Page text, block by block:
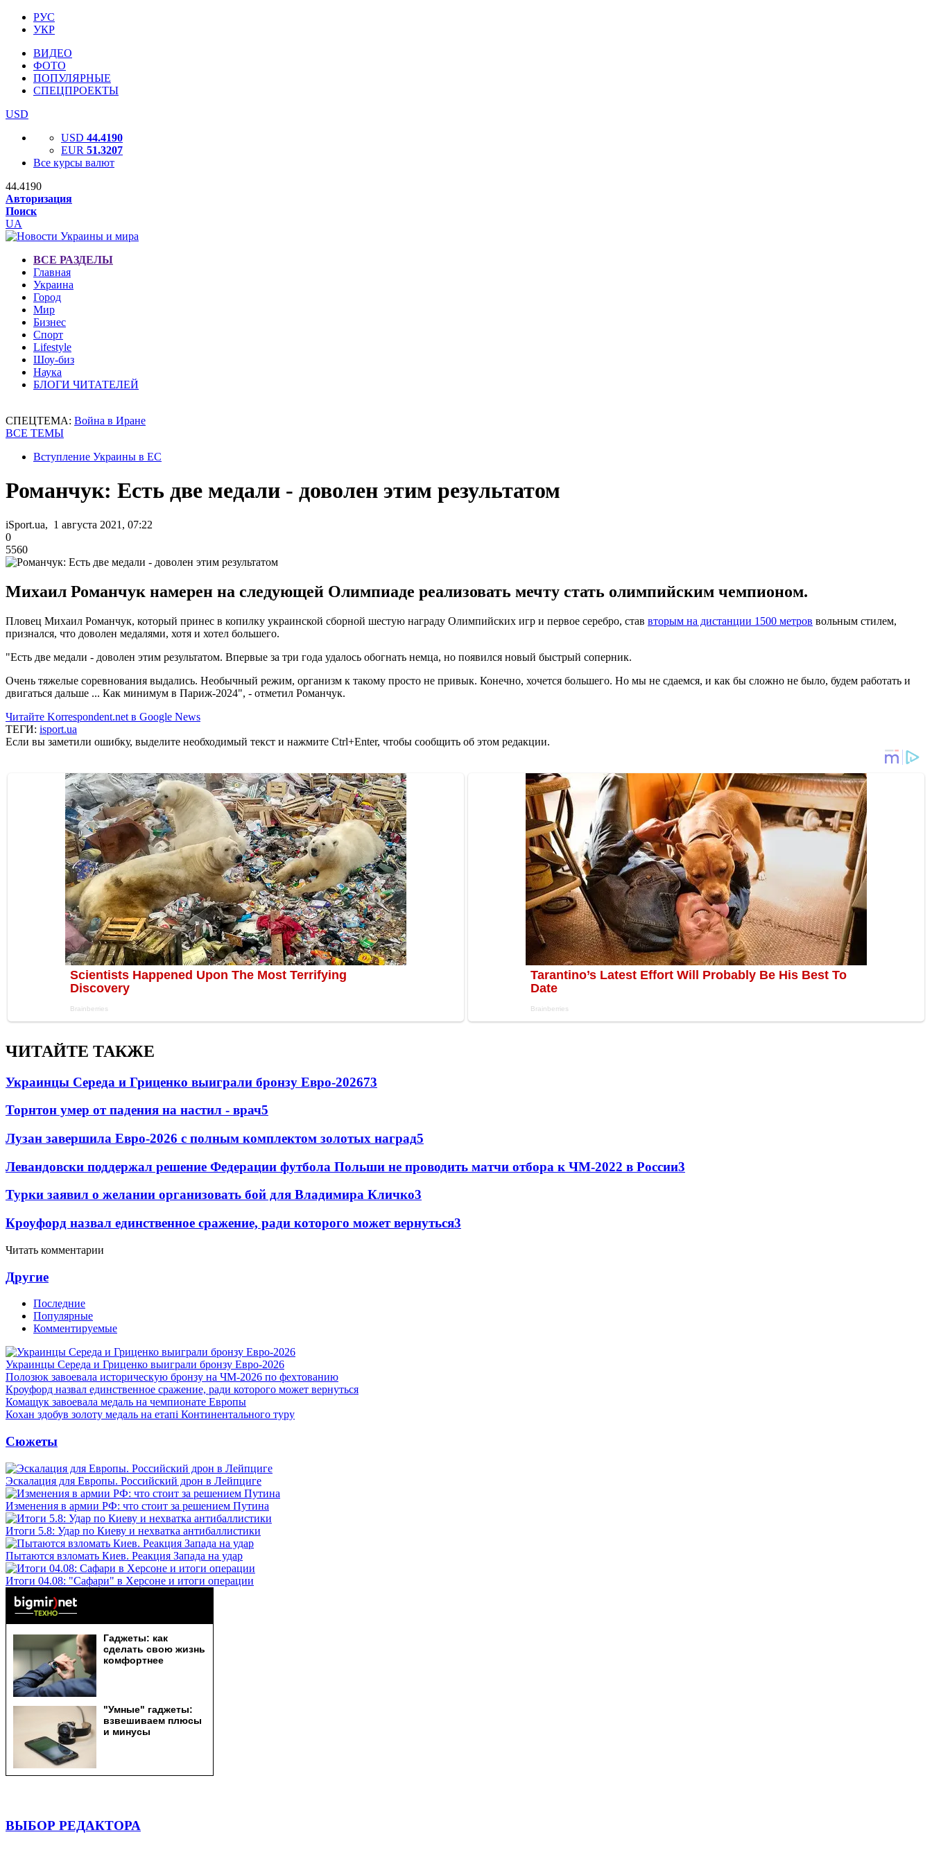
РУС
УКР
ВИДЕО
ФОТО
ПОПУЛЯРНЫЕ
СПЕЦПРОЕКТЫ
USD
USD 44.4190
EUR 51.3207
Все курсы валют
44.4190
Авторизация
Поиск
UA
ВСЕ РАЗДЕЛЫ
Главная
Украина
Город
Мир
Бизнес
Спорт
Lifestyle
Шоу-биз
Наука
БЛОГИ ЧИТАТЕЛЕЙ
СПЕЦТЕМА: Война в Иране
ВСЕ ТЕМЫ
Вступление Украины в ЕС
Романчук: Есть две медали - доволен этим результатом
iSport.ua, 1 августа 2021, 07:22
0
5560
Михаил Романчук намерен на следующей Олимпиаде реализовать мечту стать олимпийским чемпионом.
Пловец Михаил Романчук, который принес в копилку украинской сборной шестую награду Олимпийских игр и первое серебро, став вторым на дистанции 1500 метров вольным стилем,
признался, что доволен медалями, хотя и хотел большего.
"Есть две медали - доволен этим результатом. Впервые за три года удалось обогнать немца, но появился новый быстрый соперник.
Очень тяжелые соревнования выдались. Необычный режим, организм к такому просто не привык. Конечно, хочется большего. Но мы не сдаемся, и как бы сложно не было, будем работать и
двигаться дальше ... Как минимум в Париж-2024", - отметил Романчук.
Читайте Korrespondent.net в Google News
ТЕГИ: isport.ua
Если вы заметили ошибку, выделите необходимый текст и нажмите Ctrl+Enter, чтобы сообщить об этом редакции.
ЧИТАЙТЕ ТАКЖЕ
Украинцы Середа и Гриценко выиграли бронзу Евро-202673
Торнтон умер от падения на настил - врач5
Лузан завершила Евро-2026 с полным комплектом золотых наград5
Левандовски поддержал решение Федерации футбола Польши не проводить матчи отбора к ЧМ-2022 в России3
Турки заявил о желании организовать бой для Владимира Кличко3
Кроуфорд назвал единственное сражение, ради которого может вернуться3
Читать комментарии
Другие
Последние
Популярные
Комментируемые
Украинцы Середа и Гриценко выиграли бронзу Евро-2026
Полозюк завоевала историческую бронзу на ЧМ-2026 по фехтованию
Кроуфорд назвал единственное сражение, ради которого может вернуться
Комащук завоевала медаль на чемпионате Европы
Кохан здобув золоту медаль на етапі Континентального туру
Сюжеты
Эскалация для Европы. Российский дрон в Лейпциге
Изменения в армии РФ: что стоит за решением Путина
Итоги 5.8: Удар по Киеву и нехватка антибаллистики
Пытаются взломать Киев. Реакция Запада на удар
Итоги 04.08: "Сафари" в Херсоне и итоги операции
ВЫБОР РЕДАКТОРА